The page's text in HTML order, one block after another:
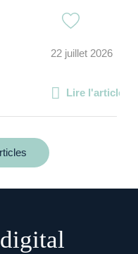
22 juillet 2026
Lire l'article